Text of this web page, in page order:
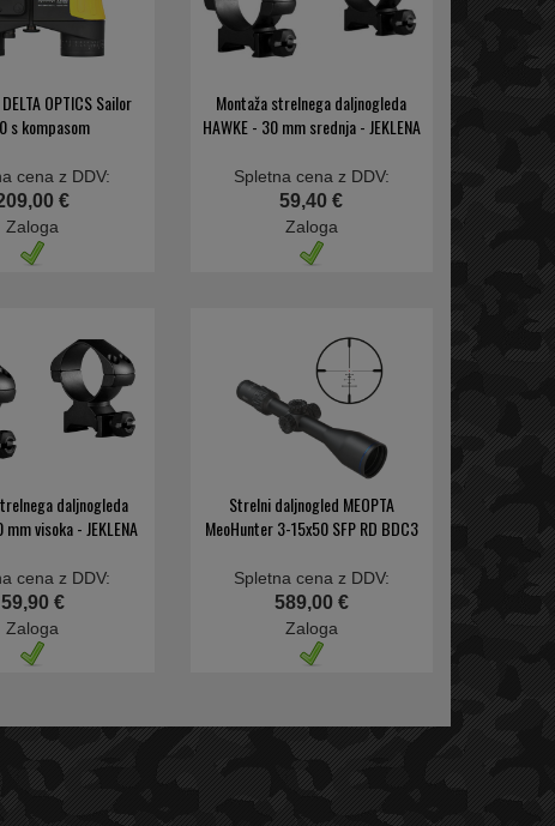
OPTICS Sailor
s kompasom
cena z DDV:
€
Zaloga
Montaža strelnega daljnogleda
HAWKE - 30 mm srednja - JEKLENA
Spletna cena z DDV:
59,40 €
Zaloga
daljnogleda
mm visoka - JEKLENA
cena z DDV:
59,90 €
Zaloga
Strelni daljnogled MEOPTA
MeoHunter 3-15x50 SFP RD BDC3
Spletna cena z DDV:
589,00 €
Zaloga